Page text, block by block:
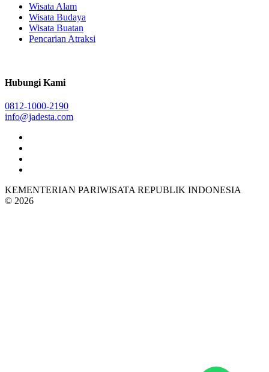
Wisata Alam
Wisata Budaya
Wisata Buatan
Pencarian Atraksi
Hubungi Kami
0812-1000-2190
info@jadesta.com
KEMENTERIAN PARIWISATA REPUBLIK INDONESIA
© 2026